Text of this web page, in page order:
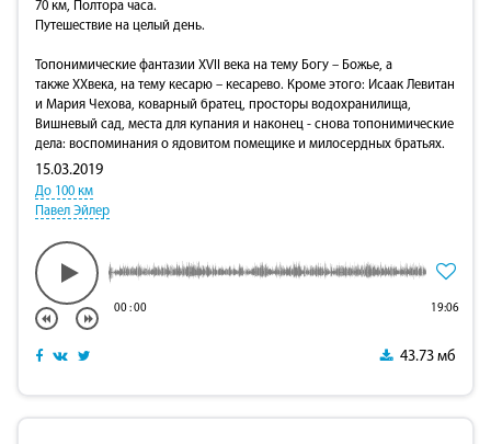
70 км, Полтора часа.
Путешествие на целый день.
Топонимические фантазии XVII века на тему Богу – Божье, а
также XXвека, на тему кесарю – кесарево. Кроме этого: Исаак Левитан
и Мария Чехова, коварный братец, просторы водохранилища,
Вишневый сад, места для купания и наконец - снова топонимические
дела: воспоминания о ядовитом помещике и милосердных братьях.
15.03.2019
До 100 км
Павел Эйлер
00:00 19:06
43.73 мб